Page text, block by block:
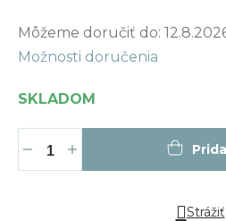
cena:
SKLADOM
Môžeme doručiť do:
Možnosti doručenia
Strážiť